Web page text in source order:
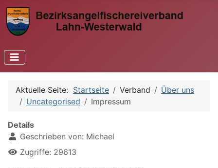
Aktuelle Seite: Startseite Verband
Über uns
Uncategorised
Impressum
Details
Geschrieben von: Michael
Zugriffe: 29613